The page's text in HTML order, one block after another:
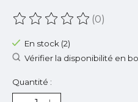
Ce produit est évalué à
(0)
En stock (2)
Vérifier la disponibilité en
Quantité :